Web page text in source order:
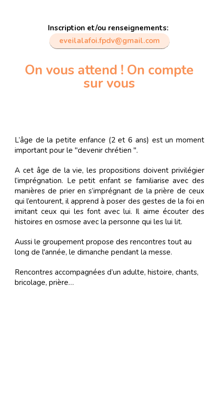
Inscription et/ou renseignements:
eveilalafoi.fpdv@gmail.com
On vous attend ! On compte
sur vous
L’âge de la petite enfance (2 et 6 ans) est un moment
important pour le "devenir chrétien ".
A cet âge de la vie, les propositions doivent privilégier
l’imprégnation. Le petit enfant se familiarise avec des
manières de prier en s’imprégnant de la prière de ceux
qui l’entourent, il apprend à poser des gestes de la foi en
imitant ceux qui les font avec lui. Il aime écouter des
histoires en osmose avec la personne qui les lui lit.
Aussi le groupement propose des rencontres tout au
long de l'année, le dimanche pendant la messe.
Rencontres accompagnées d’un adulte, histoire, chants,
bricolage, prière…